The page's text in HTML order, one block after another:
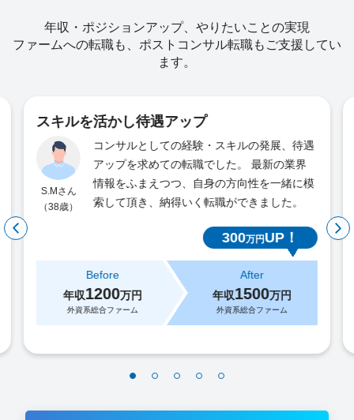
年収・ポジションアップ、やりたいことの実現
ファームへの転職も、ポストコンサル転職もご支援してい
ます。
スキルを活かし待遇アップ
S.Mさん
（38歳）
コンサルとしての経験・スキルの発展、待遇
アップを求めての転職でした。 最新の業界
情報をふまえつつ、自身の方向性を一緒に模
索して頂き、納得いく転職ができました。
Before
年収1200万円
外資系総合ファーム
After
年収1500万円
外資系総合ファーム
300万円UP！